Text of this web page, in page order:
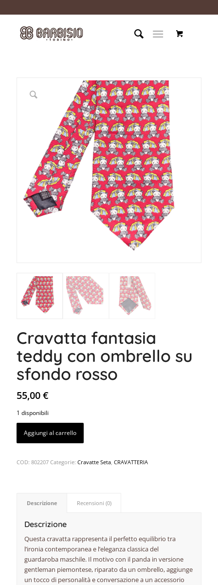
Cravatta fantasia
teddy con ombrello su
sfondo rosso
55,00€
1 disponibili
Aggiungi al carrello
COD: 802207 Categorie: Cravatte Seta, CRAVATTERIA
Descrizione Recensioni (0)
Descrizione
Questa cravatta rappresenta il perfetto equilibrio tra
l’ironia contemporanea e l’eleganza classica del
guardaroba maschile. Il motivo con il panda in versione
gentleman piemontese, riparato da un ombrello, aggiunge
un tocco di personalità e conversazione a un accessorio